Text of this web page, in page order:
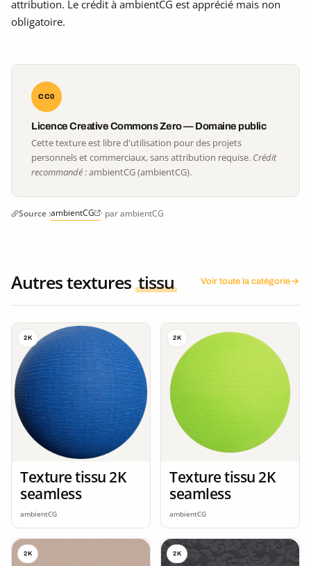
attribution. Le crédit à ambientCG est apprécié mais non
obligatoire.
CC0
Licence Creative Commons Zero — Domaine public
Cette texture est libre d'utilisation pour des projets
personnels et commerciaux, sans attribution requise. Crédit
recommandé :ambientCG (ambientCG).
Source :ambientCG · par ambientCG
Autres textures tissu Voir toute la catégorie
2K
Texture tissu 2K
seamless
ambientCG
2K
Texture tissu 2K
seamless
ambientCG
2K 2K